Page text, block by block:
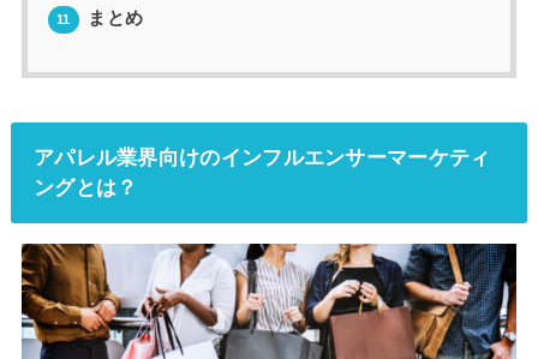
11 まとめ
アパレル業界向けのインフルエンサーマーケティ
ングとは？